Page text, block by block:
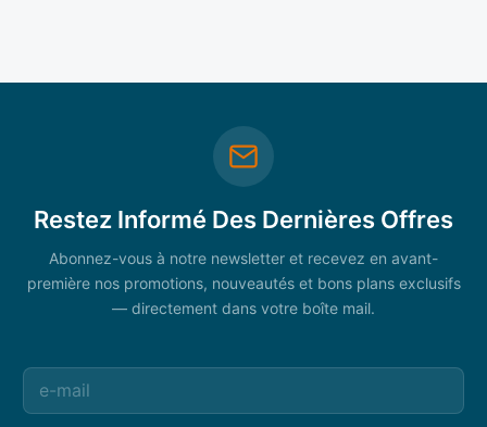
Restez Informé Des Dernières Offres
Abonnez-vous à notre newsletter et recevez en avant-
première nos promotions, nouveautés et bons plans exclusifs
— directement dans votre boîte mail.